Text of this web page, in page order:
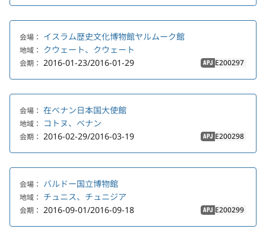
会場： イスラム歴史文化博物館ヤルムーク館
地域： クウェート、クウェート
会期： 2016-01-23/2016-01-29 APJ E200297
会場： 在ベナン日本国大使館
地域： コトヌ、ベナン
会期： 2016-02-29/2016-03-19 APJ E200298
会場： バルドー国立博物館
地域： チュニス、チュニジア
会期： 2016-09-01/2016-09-18 APJ E200299